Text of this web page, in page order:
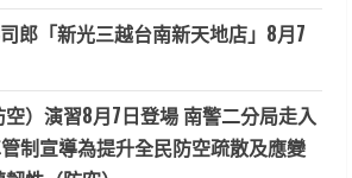
郎「新光三越台南新天地店」8月7
）演習8月7日登場 南警二分局走入
制宣導為提升全民防空疏散及應變